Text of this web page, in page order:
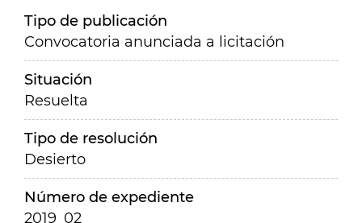
Tipo de publicación
Convocatoria anunciada a licitación
Situación
Resuelta
Tipo de resolución
Desierto
Número de expediente
2019_02